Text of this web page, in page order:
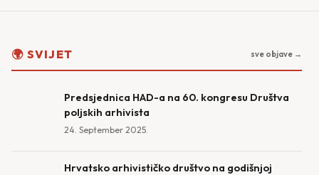
🌍 SVIJET sve objave →
Predsjednica HAD-a na 60. kongresu Društva
poljskih arhivista
24. September 2025.
Hrvatsko arhivističko društvo na godišnjoj